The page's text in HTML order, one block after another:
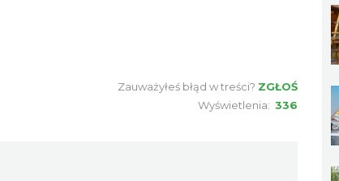
Zauważyłeś błąd w treści? ZGŁOŚ
Wyświetlenia: 336